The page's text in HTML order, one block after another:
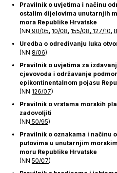
Pravilnik o uvjetima i načinu
ostalim dijelovima unutarnjih
mora Republike Hrvatske
(NN 90/05, 10/08, 155/08, 127/10,
Uredba o određivanju luka
(NN 8/06)
Pravilnik o uvjetima za
cjevovoda i održavanje
epikontinentalnom pojasu
(NN 126/07)
Pravilnik o vrstama morskih
zadovoljiti
(NN 50/95)
Pravilnik o oznakama i načinu
putovima u unutarnjim
moru Republike Hrvatske
(NN 50/07)